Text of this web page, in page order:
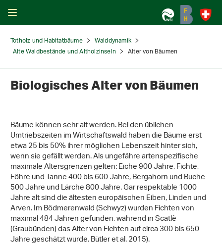
Totholz und Habitatbäume
Walddynamik
Alte Waldbestände und Altholzinseln
Alter von Bäumen
Biologisches Alter von Bäumen
Bäume können sehr alt werden. Bei den üblichen
Umtriebszeiten im Wirtschaftswald haben die Bäume erst
etwa 25 bis 50% ihrer möglichen Lebenszeit hinter sich,
wenn sie gefällt werden. Als ungefähre artenspezifische
maximale Altersgrenzen gelten: Eiche 900 Jahre, Fichte,
Föhre und Tanne 400 bis 600 Jahre, Bergahorn und Buche
500 Jahre und Lärche 800 Jahre. Gar respektable 1000
Jahre alt sind die ältesten europäischen Eiben, Linden und
Arven. Im Bödmerenwald (Schwyz) wurden Fichten von
maximal 484 Jahren gefunden, während in Scatlè
(Graubünden) das Alter von Fichten auf circa 300 bis 650
Jahre geschätzt wurde. Bütler et al. 2015).